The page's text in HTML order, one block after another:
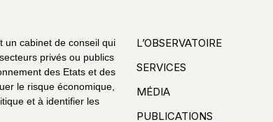
un cabinet de conseil qui
privés ou publics
des Etats et des
le risque économique,
et à identifier les
L’OBSERVATOIRE
SERVICES
MÉDIA
PUBLICATIONS